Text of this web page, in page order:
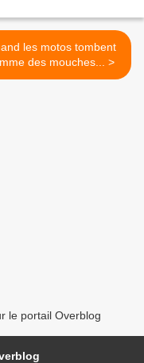
les motos tombent
comme des mouches... >
le portail Overblog